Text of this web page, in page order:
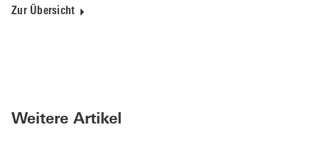
Zur Übersicht
Weitere Artikel